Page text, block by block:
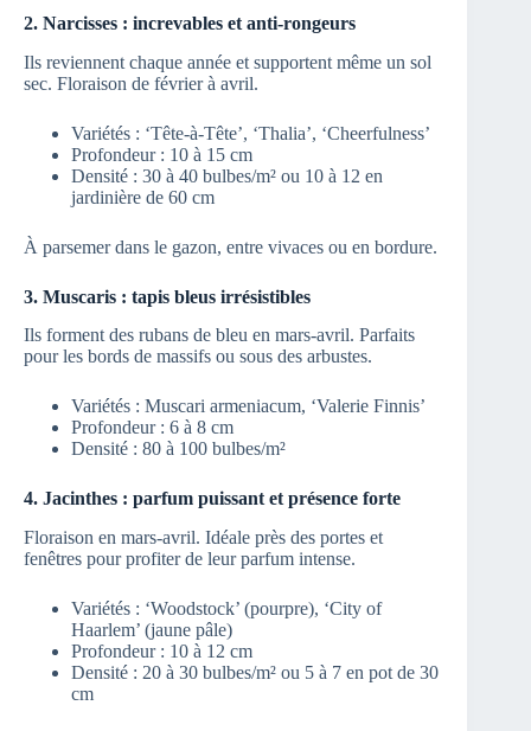
2. Narcisses : increvables et anti-rongeurs
Ils reviennent chaque année et supportent même un sol
sec. Floraison de février à avril.
Variétés : ‘Tête-à-Tête’, ‘Thalia’, ‘Cheerfulness’
Profondeur : 10 à 15 cm
Densité : 30 à 40 bulbes/m² ou 10 à 12 en
jardinière de 60 cm
À parsemer dans le gazon, entre vivaces ou en bordure.
3. Muscaris : tapis bleus irrésistibles
Ils forment des rubans de bleu en mars-avril. Parfaits
pour les bords de massifs ou sous des arbustes.
Variétés : Muscari armeniacum, ‘Valerie Finnis’
Profondeur : 6 à 8 cm
Densité : 80 à 100 bulbes/m²
4. Jacinthes : parfum puissant et présence forte
Floraison en mars-avril. Idéale près des portes et
fenêtres pour profiter de leur parfum intense.
Variétés : ‘Woodstock’ (pourpre), ‘City of
Haarlem’ (jaune pâle)
Profondeur : 10 à 12 cm
Densité : 20 à 30 bulbes/m² ou 5 à 7 en pot de 30
cm